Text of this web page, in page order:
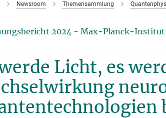
Newsroom Themensammlung
2024 - Max-Planck-Institut
Licht, es